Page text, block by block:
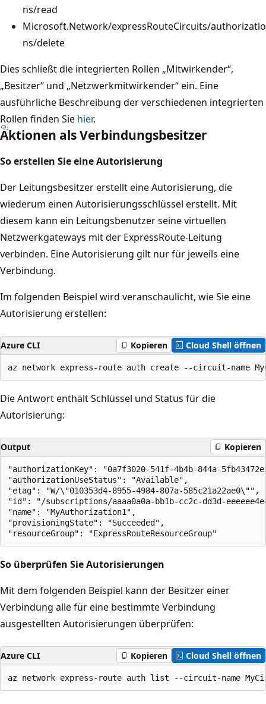
ns/read
Microsoft.Network/expressRouteCircuits/authorizatio
ns/delete
Dies schließt die integrierten Rollen „Mitwirkender“,
„Besitzer“ und „Netzwerkmitwirkender“ ein. Eine
ausführliche Beschreibung der verschiedenen integrierten
Rollen finden Sie hier.
Aktionen als Verbindungsbesitzer
So erstellen Sie eine Autorisierung
Der Leitungsbesitzer erstellt eine Autorisierung, die
wiederum einen Autorisierungsschlüssel erstellt. Mit
diesem kann ein Leitungsbenutzer seine virtuellen
Netzwerkgateways mit der ExpressRoute-Leitung
verbinden. Eine Autorisierung gilt nur für jeweils eine
Verbindung.
Im folgenden Beispiel wird veranschaulicht, wie Sie eine
Autorisierung erstellen:
Azure CLI Kopieren Cloud Shell öffnen
Die Antwort enthält Schlüssel und Status für die
Autorisierung:
Output Kopieren
"authorizationKey": "0a7f3020-541f-4b4b-844a-
"authorizationUseStatus": "Available",
"etag": "W/\"010353d4-8955-4984-807a-585c21a22ae0\"",
"id": "/subscriptions/aaaa0a0a-bb1b-cc2c-dd3d-
"name": "MyAuthorization1",
"provisioningState": "Succeeded",
So überprüfen Sie Autorisierungen
Mit dem folgenden Beispiel kann der Besitzer einer
Verbindung alle für eine bestimmte Verbindung
ausgestellten Autorisierungen überprüfen:
Azure CLI Kopieren Cloud Shell öffnen